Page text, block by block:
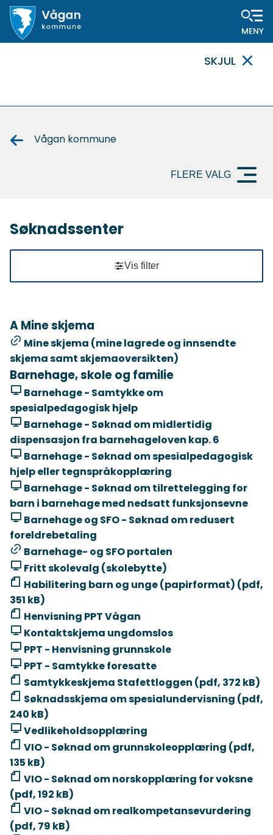
MELDING
SKJUL
Vågan kommune
FLERE VALG
Søknadssenter
Vis filter
A Mine skjema
Mine skjema (mine lagrede og innsendte
skjema samt skjemaoversikten)
Barnehage, skole og familie
Barnehage - Samtykke om
spesialpedagogisk hjelp
Barnehage - Søknad om midlertidig
dispensasjon fra barnehageloven kap. 6
Barnehage - Søknad om spesialpedagogisk
hjelp eller tegnspråkopplæring
Barnehage - Søknad om tilrettelegging for
barn i barnehage med nedsatt funksjonsevne
Barnehage og SFO - Søknad om redusert
foreldrebetaling
Barnehage- og SFO portalen
Fritt skolevalg (skolebytte)
Habilitering barn og unge (papirformat) (pdf,
351 kB)
Henvisning PPT Vågan
Kontaktskjema ungdomslos
PPT - Henvisning grunnskole
PPT - Samtykke foresatte
Samtykkeskjema Stafettloggen (pdf, 372 kB)
Søknadsskjema om spesialundervisning (pdf,
240 kB)
Vedlikeholdsopplæring
VIO - Søknad om grunnskoleopplæring (pdf,
135 kB)
VIO - Søknad om norskopplæring for voksne
(pdf, 192 kB)
VIO - Søknad om realkompetansevurdering
(pdf, 79 kB)